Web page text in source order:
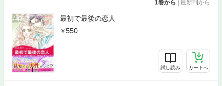
1巻から | 最新刊から
最初で最後の恋人
550
試し読み カートへ